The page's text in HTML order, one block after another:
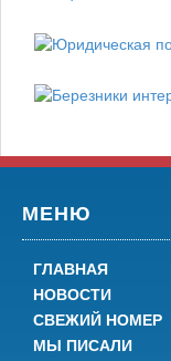
МЕНЮ
ГЛАВНАЯ
НОВОСТИ
СВЕЖИЙ НОМЕР
МЫ ПИСАЛИ